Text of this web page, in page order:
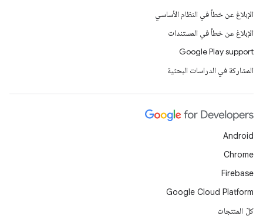
الإبلاغ عن خطأ في النظام الأساسي
الإبلاغ عن خطأ في المستندات
Google Play support
المشاركة في الدراسات البحثية
Android
Chrome
Firebase
Google Cloud Platform
كلّ المنتجات